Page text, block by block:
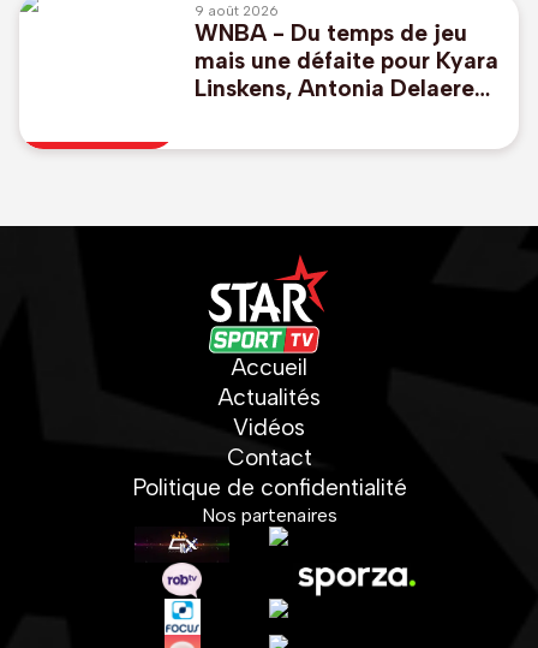
9 août 2026
WNBA - Du temps de jeu
mais une défaite pour Kyara
Linskens, Antonia Delaere
Accueil
Actualités
Vidéos
Contact
Politique de confidentialité
Nos partenaires